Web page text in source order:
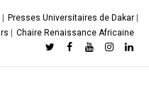
Presses Universitaires de Dakar
Chaire Renaissance Africaine